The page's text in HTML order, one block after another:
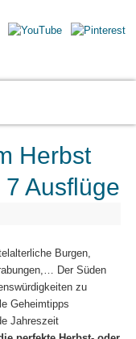
Herbst
Ausflüge
Burgen,
Der Süden
zu
Geheimtipps
Jahreszeit